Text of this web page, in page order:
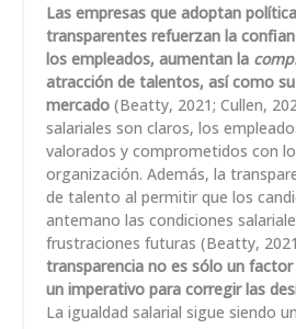
Las empresas que adoptan
transparentes refuerzan la
los empleados, aumentan la
atracción de talentos, así como
mercado (Beatty, 2021; Cullen,
salariales son claros, los
valorados y comprometidos con
organización. Además, la
de talento al permitir que los
antemano las condiciones
frustraciones futuras (Beatty,
transparencia no es sólo un
un imperativo para corregir las
La igualdad salarial sigue siendo